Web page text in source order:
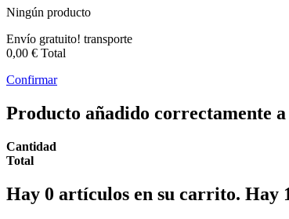
Ningún producto
Envío gratuito! transporte
0,00 € Total
Confirmar
Producto añadido correctamente
Cantidad
Total
Hay 0 artículos en su carrito. Hay